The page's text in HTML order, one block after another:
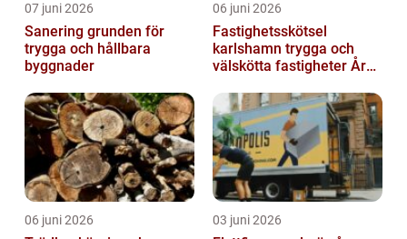
07 juni 2026
Sanering grunden för
trygga och hållbara
byggnader
06 juni 2026
Fastighetsskötsel
karlshamn trygga och
välskötta fastigheter Året
06 juni 2026 03 juni 2026